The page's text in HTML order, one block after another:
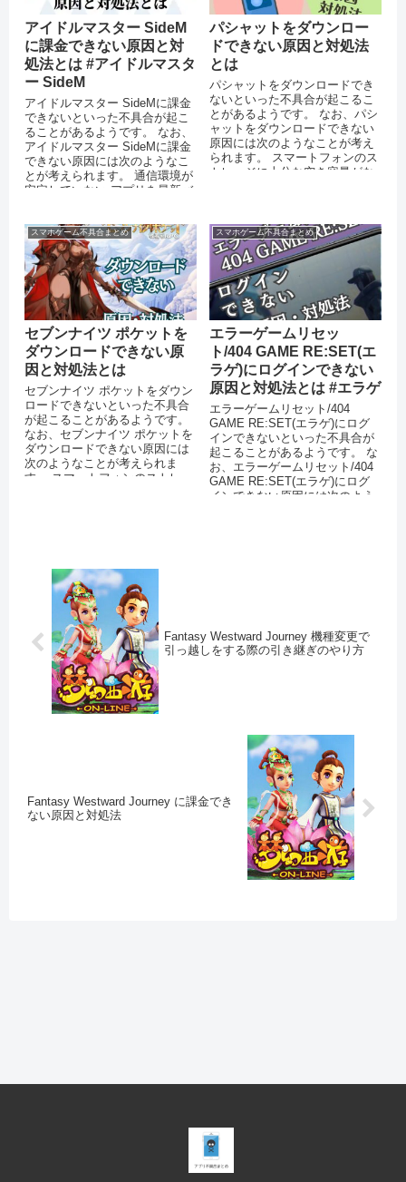
アイドルマスター SideM
に課金できない原因と対
処法とは #アイドルマスタ
ー SideM
アイドルマスター SideMに課金
できないといった不具合が起こ
ることがあるようです。 なお、
アイドルマスター SideMに課金
できない原因には次のようなこ
とが考えられます。 通信環境が
安定していない アプリを最新バ
パシャットをダウンロー
ドできない原因と対処法
とは
パシャットをダウンロードでき
ないといった不具合が起こるこ
とがあるようです。 なお、パシ
ャットをダウンロードできない
原因には次のようなことが考え
られます。 スマートフォンのス
トレージに十分な空き容量がな
スマホゲーム不具合まとめ
セブンナイツ ポケットを
ダウンロードできない原
因と対処法とは
セブンナイツ ポケットをダウン
ロードできないといった不具合
が起こることがあるようです。
なお、セブンナイツ ポケットを
ダウンロードできない原因には
次のようなことが考えられま
す。 スマートフォンのストレー
スマホゲーム不具合まとめ
エラーゲームリセッ
ト/404 GAME RE:SET(エ
ラゲ)にログインできない
原因と対処法とは #エラゲ
エラーゲームリセット/404
GAME RE:SET(エラゲ)にログ
インできないといった不具合が
起こることがあるようです。 な
お、エラーゲームリセット/404
GAME RE:SET(エラゲ)にログ
インできない原因には次のよう
Fantasy Westward Journey 機種変更で
引っ越しをする際の引き継ぎのやり方
Fantasy Westward Journey に課金でき
ない原因と対処法